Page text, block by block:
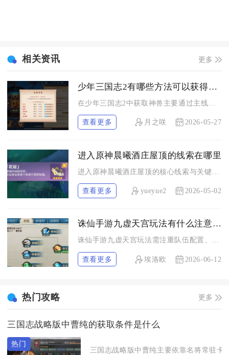
相关资讯 更多
少年三国志2有哪些方法可以获得神兽
查看更多 月之咲 2026-05-27
进入原神晨曦酒庄屋顶的线索在哪里
查看更多 yueyue2 2026-05-02
诛仙手游九虚天宫玩法有什么注意事项
诛仙手游九虚天宫玩法需注重队伍配置、机制理解、资源规划与操作...
查看更多 埃洛欧 2026-06-12
热门攻略 更多
三国志战略版中曹纯的获取条件是什么
三国志战略版中曹纯主要依靠名将常驻卡